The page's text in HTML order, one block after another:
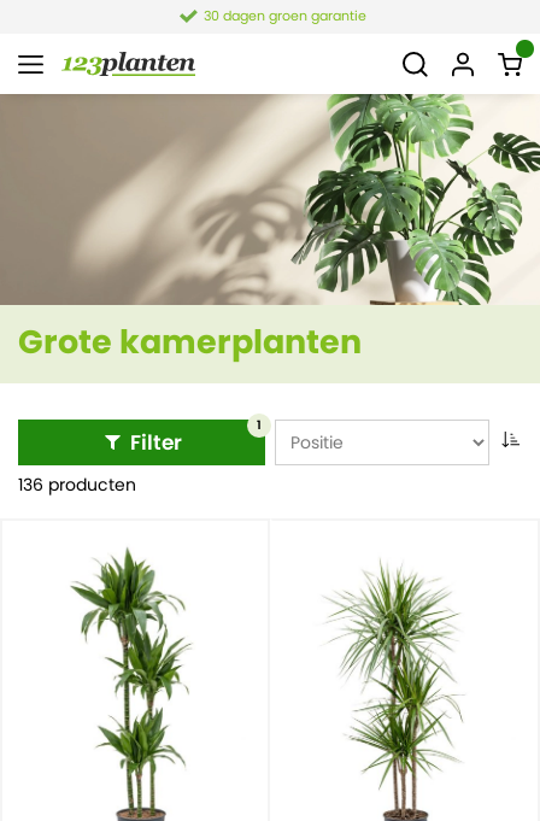
4,1 van 7.849 reviews
Grote kamerplanten
Filter
1
136 producten